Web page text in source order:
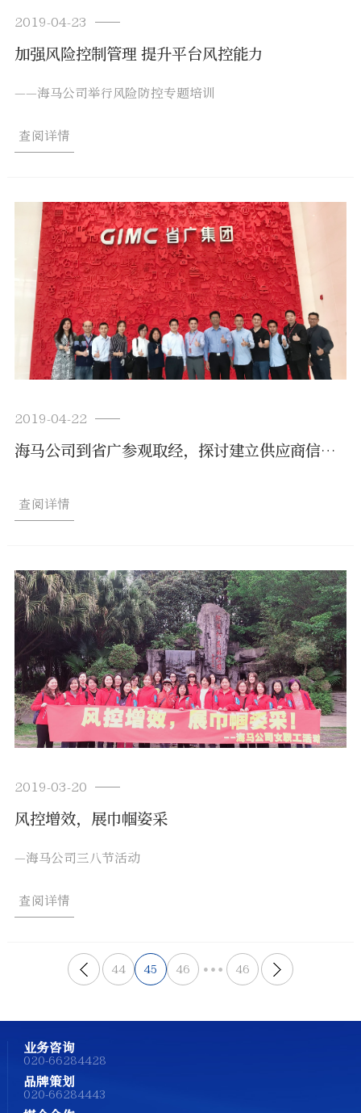
2019-04-23
加强风险控制管理 提升平台风控能力
——海马公司举行风险防控专题培训
查阅详情
2019-04-22
海马公司到省广参观取经，探讨建立供应商信息化
查阅详情
2019-03-20
风控增效，展巾帼姿采
—海马公司三八节活动
查阅详情
44 45 46 46
业务咨询
020-66284428
品牌策划
020-66284443